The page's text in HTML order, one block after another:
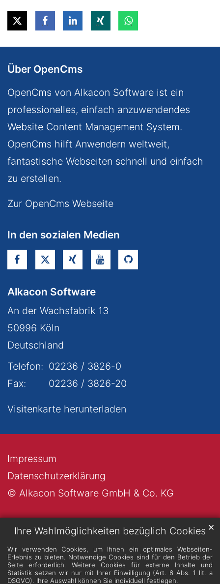
Ihre Wahlmöglichkeiten bezüglich Cookies
Wir verwenden Cookies, um Ihnen ein optimales Webseiten-
Erlebnis zu bieten. Notwendige Cookies sind für den Betrieb der
Seite erforderlich. Weitere Cookies für externe Inhalte und
Statistik setzen wir nur mit Ihrer Einwilligung (Art. 6 Abs. 1 lit. a
DSGVO). Ihre Auswahl können Sie individuell festlegen.
✕
Über OpenCms
OpenCms von Alkacon Software ist ein
professionelles, einfach anzuwendendes
Website Content Management System.
OpenCms hilft Anwendern weltweit,
fantastische Webseiten schnell und einfach
zu erstellen.
Zur OpenCms Webseite
In den sozialen Medien
Alkacon Software
An der Wachsfabrik 13
50996 Köln
Deutschland
Telefon: 02236 / 3826-0
Fax:
02236 / 3826-20
Visitenkarte herunterladen
© Alkacon Software GmbH & Co. KG
Datenschutzerklärung
Impressum